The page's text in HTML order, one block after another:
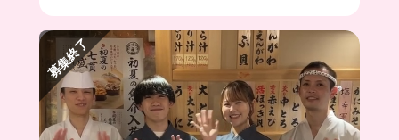
しかも、、なんといってもここのまかない、最高
すぎてて、絶品海鮮丼が食べれちゃうことがある
の🥹たまに新しいお酒の試飲とかもさせてもらえ
るよ🤭💖
みんなも一緒にバイトしてみない❓🥰
募集終了